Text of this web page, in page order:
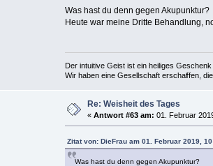
Was hast du denn gegen Akupunktur?
Heute war meine Dritte Behandlung,
Der intuitive Geist ist ein heiliges
Wir haben eine Gesellschaft erschaffen,
Re: Weisheit des Tages
«Antwort #63 am: 01. Februar
Zitat von: DieFrau am 01. Februar 2019,
Was hast du denn gegen Akupunktur?